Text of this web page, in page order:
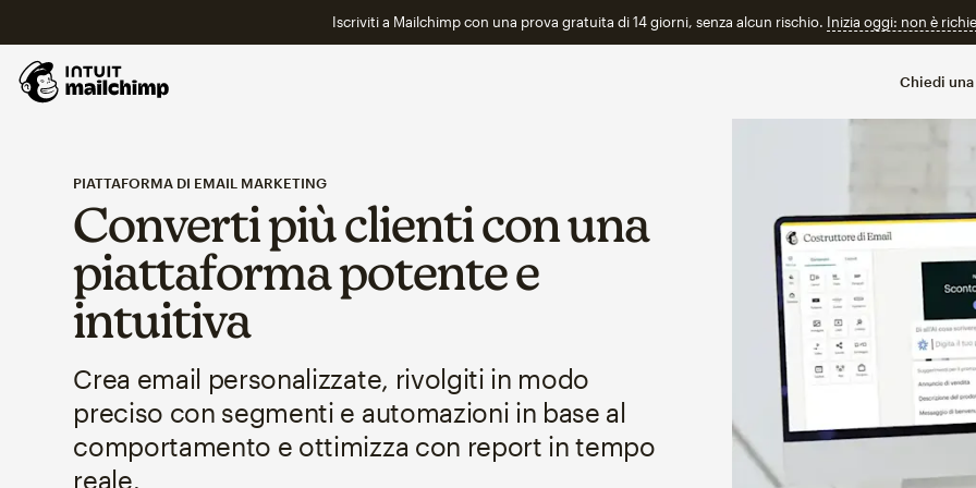
Iscriviti a Mailchimp con una prova gratuita di 14 giorni, senza alcun rischio. Inizia oggi: non è
Chiedi
PIATTAFORMA DI EMAIL MARKETING
Converti più clienti con una
piattaforma potente e
intuitiva
Crea email personalizzate, rivolgiti in modo
preciso con segmenti e automazioni in base al
comportamento e ottimizza con report in tempo
reale.